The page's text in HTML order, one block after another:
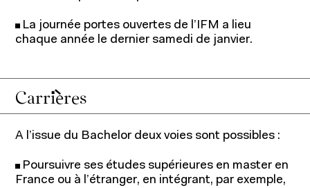
La journée portes ouvertes de l’IFM a lieu
chaque année le dernier samedi de janvier.
Carrières
A l’issue du Bachelor deux voies sont possibles :
Poursuivre ses études supérieures en master en
France ou à l’étranger, en intégrant, par exemple,